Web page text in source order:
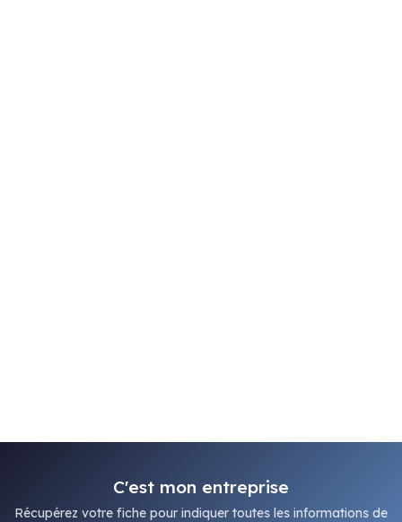
C'est mon entreprise
Récupérez votre fiche pour indiquer toutes les informations de